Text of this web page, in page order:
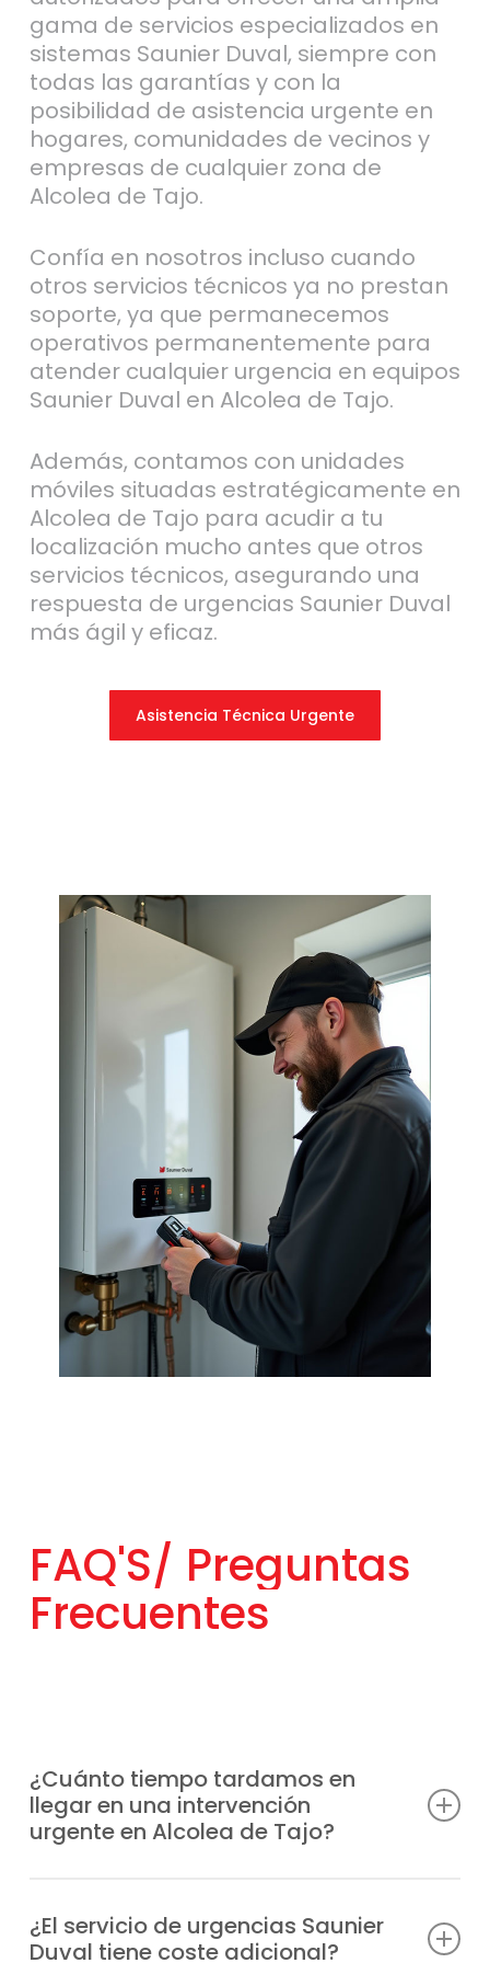
gama de servicios especializados en
sistemas Saunier Duval, siempre con
todas las garantías y con la
posibilidad de asistencia urgente en
hogares, comunidades de vecinos y
empresas de cualquier zona de
Alcolea de Tajo.
Confía en nosotros incluso cuando
otros servicios técnicos ya no prestan
soporte, ya que permanecemos
operativos permanentemente para
atender cualquier urgencia en equipos
Saunier Duval en Alcolea de Tajo.
Además, contamos con unidades
móviles situadas estratégicamente en
Alcolea de Tajo para acudir a tu
localización mucho antes que otros
servicios técnicos, asegurando una
respuesta de urgencias Saunier Duval
más ágil y eficaz.
Asistencia Técnica Urgente
FAQ'S/ Preguntas
Frecuentes
¿Cuánto tiempo tardamos en
llegar en una intervención
urgente en Alcolea de Tajo?
distribuidas estratégicamente para acudir
a tu ubicación en Alcolea de Tajo en el
¿El servicio de urgencias Saunier
Duval tiene coste adicional?